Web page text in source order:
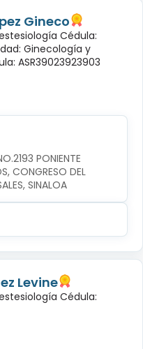
Gineco
Cédula:
Ginecología y
ASR39023923903
PONIENTE
CONGRESO DEL
SINALOA
Levine
Cédula: